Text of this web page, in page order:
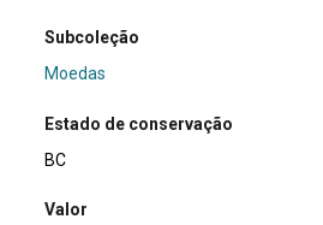
Subcoleção
Moedas
Estado de conservação
BC
Valor